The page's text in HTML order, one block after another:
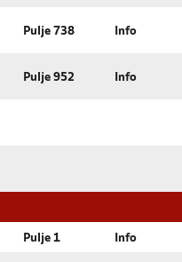
Pulje 738 Info
Pulje 952 Info
Pulje 1 Info